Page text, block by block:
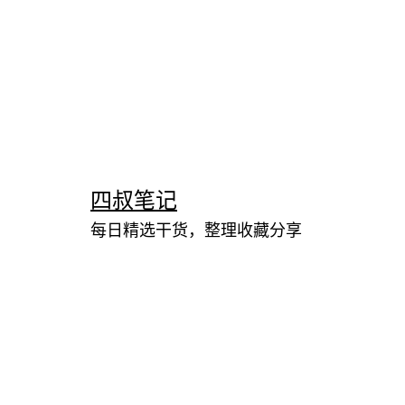
四叔笔记
每日精选干货，整理收藏分享